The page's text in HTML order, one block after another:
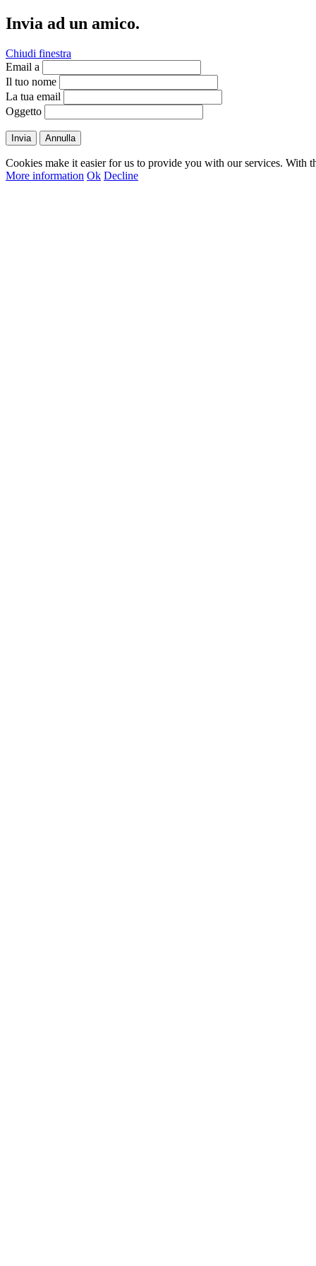
Invia ad un amico.
Chiudi finestra
Email a
Il tuo nome
La tua email
Oggetto
Invia Annulla
Cookies make it easier for us to provide you with our services. With
More information Ok Decline